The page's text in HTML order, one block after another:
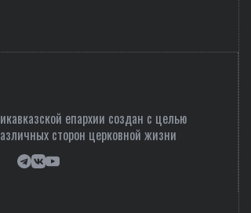
епархии создан c целью
сторон церковной жизни